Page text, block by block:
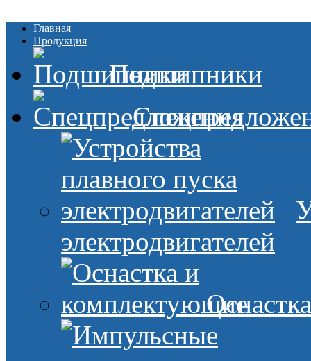
Главная
Продукция
Подшипники
электродвигателей